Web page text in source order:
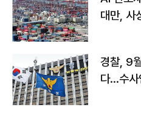
대만, 사
경찰, 9
다…수사